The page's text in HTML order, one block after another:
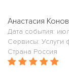
Анастасия
Дата события:
Сервисы: Услуги
Страна Россия